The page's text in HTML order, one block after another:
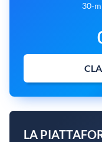
30-
LA